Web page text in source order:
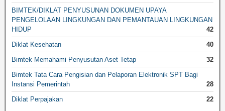
BIMTEK/DIKLAT PENYUSUNAN DOKUMEN UPAYA
PENGELOLAAN LINGKUNGAN DAN PEMANTAUAN LINGKUNGAN
HIDUP
42
Diklat Kesehatan
40
Bimtek Memahami Penyusutan Aset Tetap
32
Bimtek Tata Cara Pengisian dan Pelaporan Elektronik SPT Bagi
Instansi Pemerintah
28
Diklat Perpajakan
22